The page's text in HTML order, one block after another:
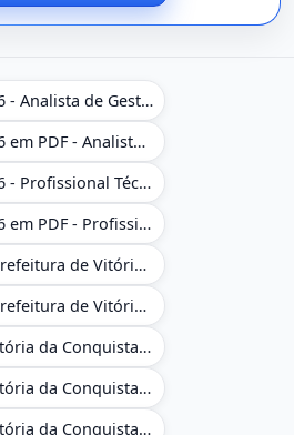
Apostila NAV Brasil 2026 - Analista de Gestão
Apostila NAV Brasil 2026 em PDF - Analista de Gestão
Apostila NAV Brasil 2026 - Profissional Técnico de Navegação Aérea - Operador de Torre de Controle
Apostila NAV Brasil 2026 em PDF - Profissional Técnico de Navegação Aérea - Operador de Torre de Controle
Caderno de Questões Prefeitura de Vitória da Conquista - BA - Conhecimentos Gerais - 450 Questões Gabaritadas
Caderno de Questões Prefeitura de Vitória da Conquista em PDF - BA - Conhecimentos Gerais - 450 Questões Gabaritadas
Combo Prefeitura de Vitória da Conquista - BA 2026 - Monitor Escolar (Educação Infantil e Cobertura das AC'S)
Combo Prefeitura de Vitória da Conquista - BA 2026 - Monitor Escolar (Educação Infantil e Cobertura das AC'S)
Combo Prefeitura de Vitória da Conquista - BA 2026 - Monitor Escolar (Suporte às Crianças com Deficiência)